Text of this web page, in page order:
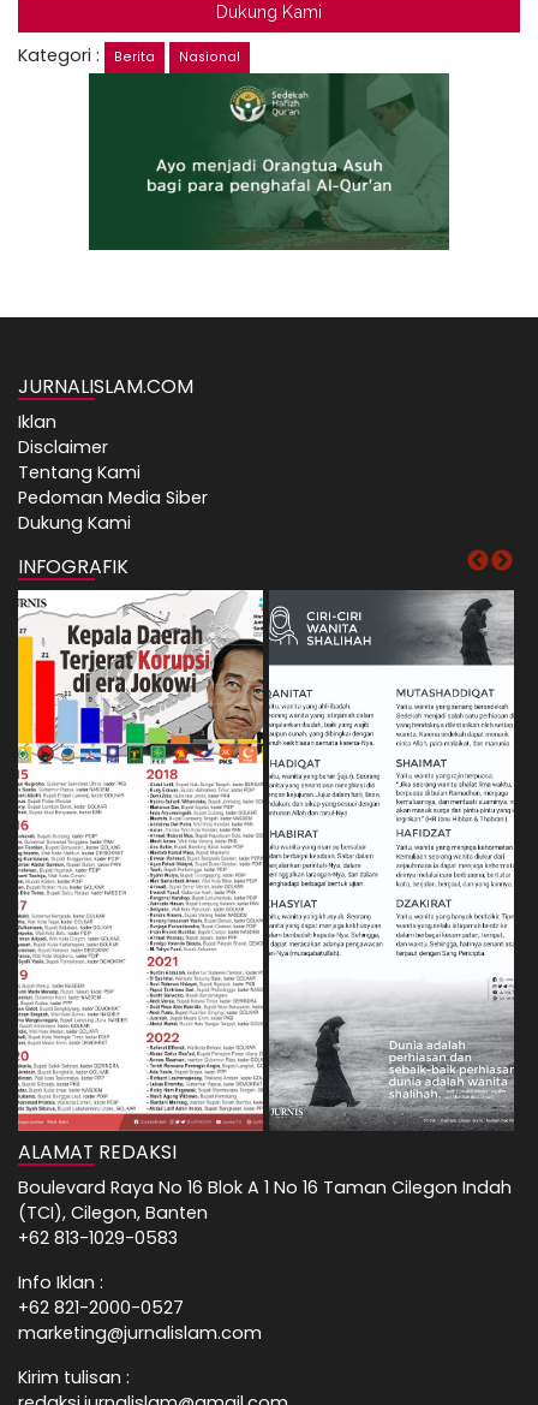
Dukung Kami
Kategori : Berita Nasional
JURNALISLAM.COM
Iklan
Disclaimer
Tentang Kami
Pedoman Media Siber
Dukung Kami
INFOGRAFIK
ALAMAT REDAKSI
Boulevard Raya No 16 Blok A 1 No 16 Taman Cilegon Indah
(TCI), Cilegon, Banten
+62 813-1029-0583
Info Iklan :
+62 821-2000-0527
marketing@jurnalislam.com
Kirim tulisan :